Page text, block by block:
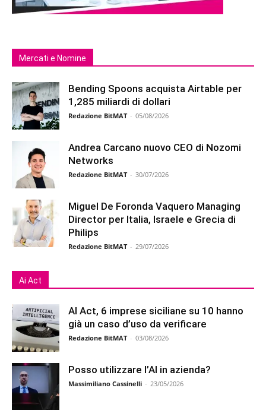
Mercati e Nomine
Bending Spoons acquista Airtable per
1,285 miliardi di dollari
Redazione BitMAT - 05/08/2026
Andrea Carcano nuovo CEO di Nozomi
Networks
Redazione BitMAT - 30/07/2026
Miguel De Foronda Vaquero Managing
Director per Italia, Israele e Grecia di
Philips
Redazione BitMAT - 29/07/2026
Ai Act
AI Act, 6 imprese siciliane su 10 hanno
già un caso d’uso da verificare
Redazione BitMAT - 03/08/2026
Posso utilizzare l’AI in azienda?
Massimiliano Cassinelli - 23/05/2026